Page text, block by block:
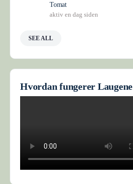
Tomat
aktiv en dag siden
SEE ALL
Hvordan fungerer Laugene